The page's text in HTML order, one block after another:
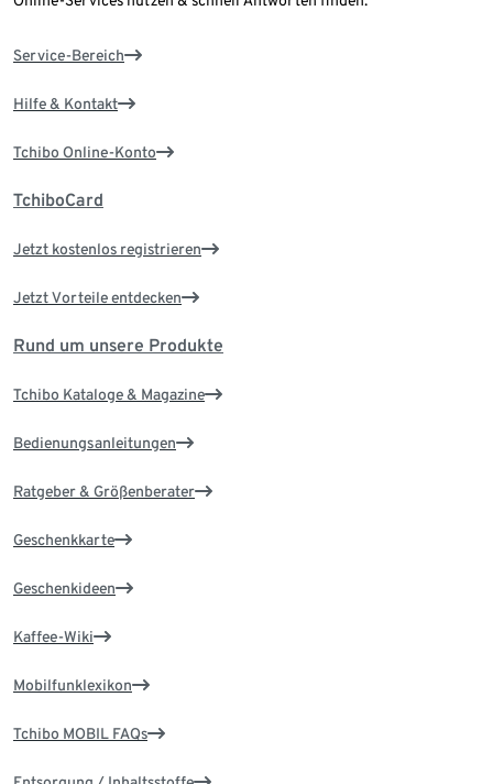
Service-Bereich
Hilfe & Kontakt
Tchibo Online-Konto
TchiboCard
Jetzt kostenlos registrieren
Jetzt Vorteile entdecken
Rund um unsere Produkte
Tchibo Kataloge & Magazine
Bedienungsanleitungen
Ratgeber & Größenberater
Geschenkkarte
Geschenkideen
Kaffee-Wiki
Mobilfunklexikon
Tchibo MOBIL FAQs